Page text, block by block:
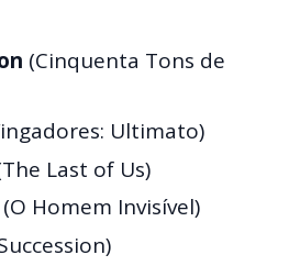
(Cinquenta Tons de
Ultimato)
Last of Us)
(O Homem Invisível)